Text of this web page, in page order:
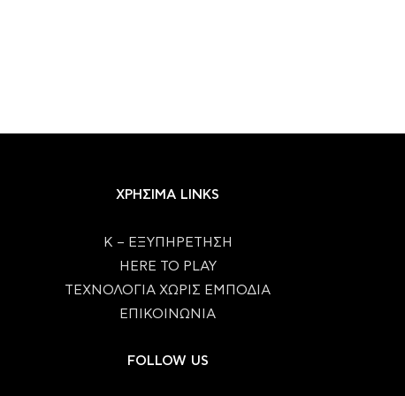
ΧΡΗΣΙΜΑ LINKS
Κ – ΕΞΥΠΗΡΕΤΗΣΗ
HERE TO PLAY
ΤΕΧΝΟΛΟΓΙΑ ΧΩΡΙΣ ΕΜΠΟΔΙΑ
ΕΠΙΚΟΙΝΩΝΙΑ
FOLLOW US